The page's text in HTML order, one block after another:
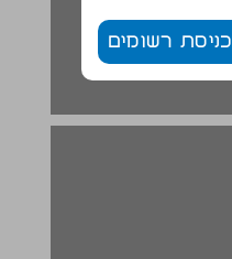
כניסת רשומים